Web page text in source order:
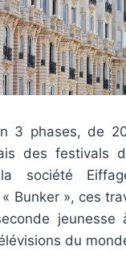
3 phases, de
des festivals
société
Bunker », ces
jeunesse
du